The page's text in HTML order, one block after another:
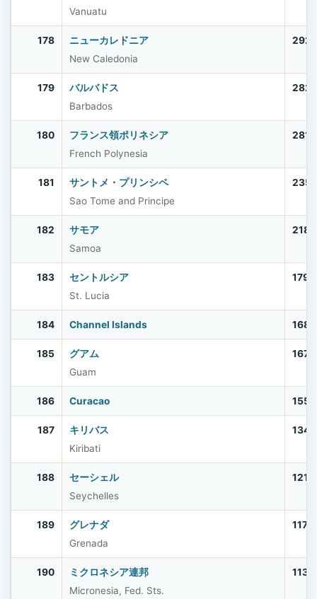
Vanuatu
178
ニューカレドニア
New Caledonia
179
バルバドス
Barbados
180
フランス領ポリネシア
French Polynesia
181
サントメ・プリンシペ
Sao Tome and Principe
182
サモア
Samoa
183
セントルシア
St. Lucia
184 Channel Islands
185
グアム
Guam
186 Curacao
187
キリバス
Kiribati
188
セーシェル
Seychelles
189
グレナダ
Grenada
190
ミクロネシア連邦
Micronesia, Fed. Sts.